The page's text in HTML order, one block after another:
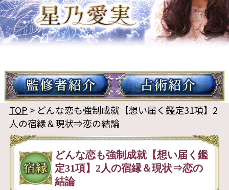
TOP > どんな恋も強制成就【想い届く鑑定31項】2
人の宿縁＆現状⇒恋の結論
どんな恋も強制成就【想い届く鑑
定31項】2人の宿縁＆現状⇒恋の
結論